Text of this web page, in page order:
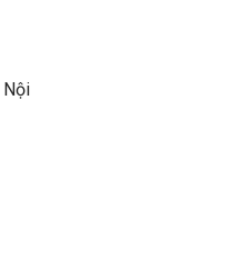
Nội